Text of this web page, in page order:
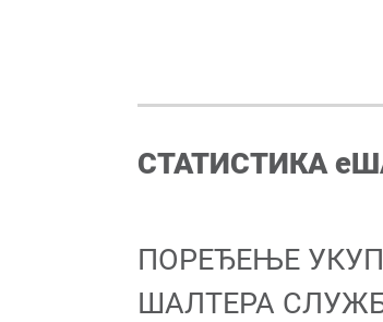
СТАТИСТИКА
ПОРЕЂЕЊЕ
ШАЛТЕРА